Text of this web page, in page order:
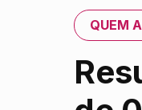
QUEM